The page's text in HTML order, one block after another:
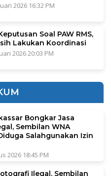
2026 16:32 PM
Soal PAW RMS,
Lakukan Koordinasi
2026 20:03 PM
Bongkar Jasa
Sembilan WNA
Salahgunakan Izin
2026 18:45 PM
Ilegal, Sembilan